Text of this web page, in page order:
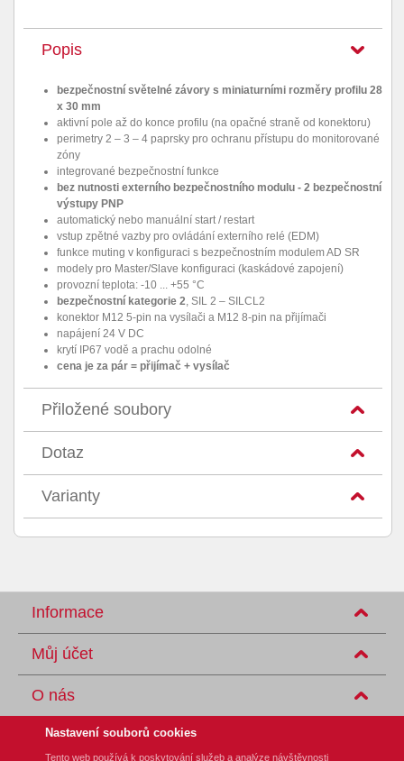
Popis
bezpečnostní světelné závory s miniaturními rozměry profilu 28
x 30 mm
aktivní pole až do konce profilu (na opačné straně od konektoru)
perimetry 2 – 3 – 4 paprsky pro ochranu přístupu do monitorované
zóny
integrované bezpečnostní funkce
bez nutnosti externího bezpečnostního modulu - 2 bezpečnostní
výstupy PNP
automatický nebo manuální start / restart
vstup zpětné vazby pro ovládání externího relé (EDM)
funkce muting v konfiguraci s bezpečnostním modulem AD SR
modely pro Master/Slave konfiguraci (kaskádové zapojení)
provozní teplota: -10 ... +55 °C
bezpečnostní kategorie 2, SIL 2 – SILCL2
konektor M12 5-pin na vysílači a M12 8-pin na přijímači
napájení 24 V DC
krytí IP67 vodě a prachu odolné
cena je za pár = přijímač + vysílač
Přiložené soubory
Dotaz
Varianty
Informace
Můj účet
O nás
Nastavení souborů cookies
Tento web používá k poskytování služeb a analýze návštěvnosti